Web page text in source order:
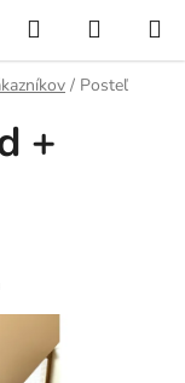
Hľadať
KOŠÍK
/ Posteľ
+